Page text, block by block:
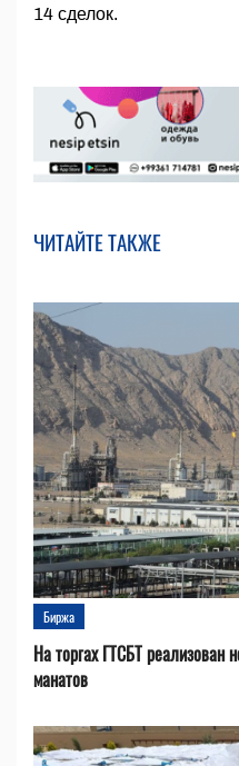
14 сделок.
ЧИТАЙТЕ ТАКЖЕ
Биржа
На торгах ГТСБТ реализован
манатов